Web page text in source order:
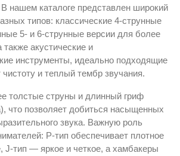
нашем каталоге представлен широкий
типов: классические 4-струнные
5- и 6-струнные версии для более
акустические и
инструменты, идеально подходящие
чистоту и теплый тембр звучания.
толстые струны и длинный гриф
что позволяет добиться насыщенных
звука. Важную роль
P-тип обеспечивает плотное
J-тип — яркое и четкое, а хамбакеры